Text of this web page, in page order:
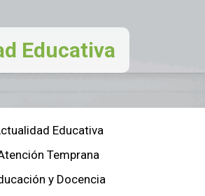
Educativa
Educativa
Temprana
y Docencia